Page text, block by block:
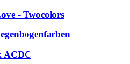
- Twocolors
ACDC